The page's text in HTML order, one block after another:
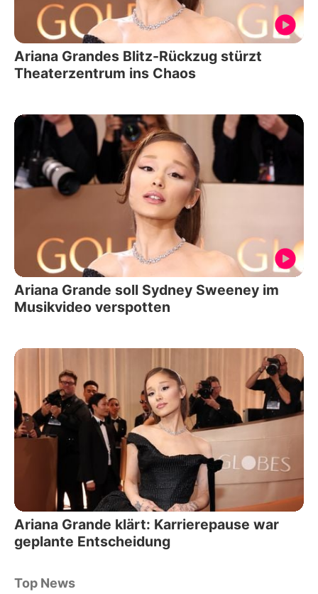
Ariana Grandes Blitz-Rückzug stürzt
Theaterzentrum ins Chaos
Ariana Grande soll Sydney Sweeney im
Musikvideo verspotten
Ariana Grande klärt: Karrierepause war
geplante Entscheidung
Top News